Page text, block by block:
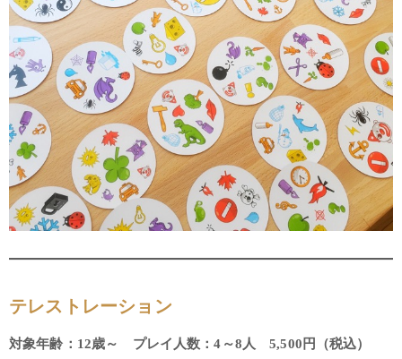
テレストレーション
対象年齢：12歳～ プレイ人数：4～8人 5,500円（税込）